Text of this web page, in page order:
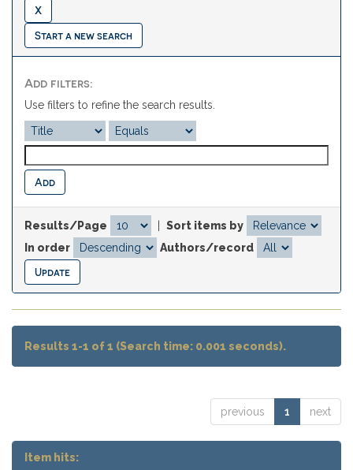
Start a new search
Add filters:
Use filters to refine the search results.
Results/Page
Sort items by
In order
Authors/record
Results 1-1 of 1 (Search time: 0.001 seconds).
previous 1 next
Item hits: